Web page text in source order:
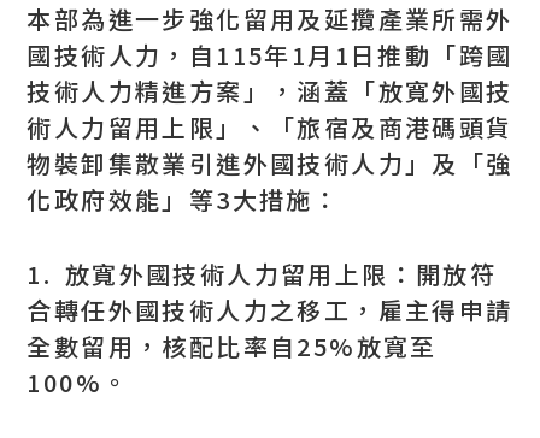
本部為進一步強化留用及延攬產業所需外
國技術人力，自115年1月1日推動「跨國
技術人力精進方案」，涵蓋「放寬外國技
術人力留用上限」、「旅宿及商港碼頭貨
物裝卸集散業引進外國技術人力」及「強
化政府效能」等3大措施：
1. 放寬外國技術人力留用上限：開放符
合轉任外國技術人力之移工，雇主得申請
全數留用，核配比率自25%放寬至
100%。